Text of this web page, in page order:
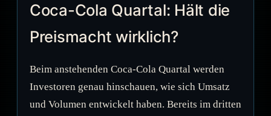
Coca-Cola Quartal: Hält die
Preismacht wirklich?
Beim anstehenden Coca-Cola Quartal werden
Investoren genau hinschauen, wie sich Umsatz
und Volumen entwickelt haben. Bereits im dritten